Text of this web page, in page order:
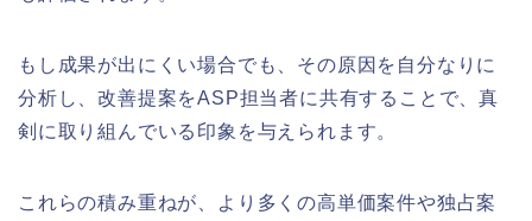
もし成果が出にくい場合でも、その原因を自分なりに
分析し、改善提案をASP担当者に共有することで、真
剣に取り組んでいる印象を与えられます。
これらの積み重ねが、より多くの高単価案件や独占案